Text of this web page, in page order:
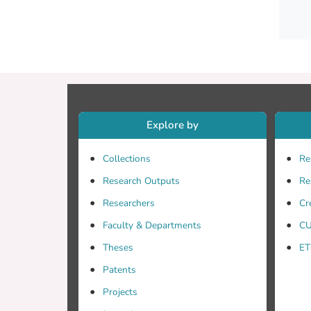
και
Explore by
Collections
Research Outputs
Researchers
Faculty & Departments
Theses
Patents
Projects